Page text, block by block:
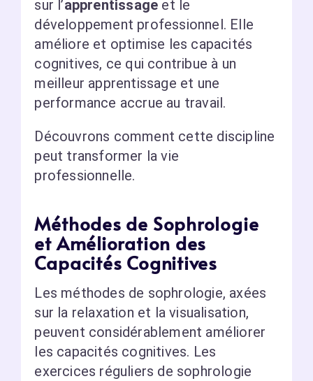
sur l’apprentissage et le
développement professionnel. Elle
améliore et optimise les capacités
cognitives, ce qui contribue à un
meilleur apprentissage et une
performance accrue au travail.
Découvrons comment cette discipline
peut transformer la vie
professionnelle.
Méthodes de Sophrologie
et Amélioration des
Capacités Cognitives
Les méthodes de sophrologie, axées
sur la relaxation et la visualisation,
peuvent considérablement améliorer
les capacités cognitives. Les
exercices réguliers de sophrologie